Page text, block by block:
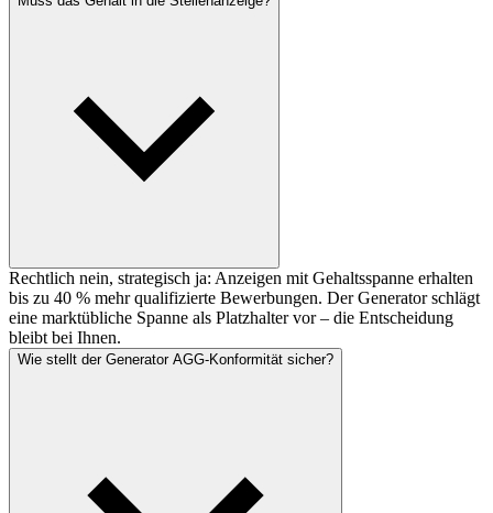
Rechtlich nein, strategisch ja: Anzeigen mit Gehaltsspanne erhalten
bis zu 40 % mehr qualifizierte Bewerbungen. Der Generator schlägt
eine marktübliche Spanne als Platzhalter vor – die Entscheidung
bleibt bei Ihnen.
Wie stellt der Generator AGG-Konformität sicher?